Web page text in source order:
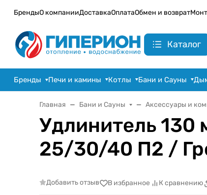
БрендыО компанииДоставкаОплатаОбмен и возврат
Каталог
Бренды Печи и камины Котлы Бани и Сауны
Главная Бани и Сауны Аксессуары и
Удлинитель
25/30/40 П2 /
Добавить отзыв В избранное К сравнению